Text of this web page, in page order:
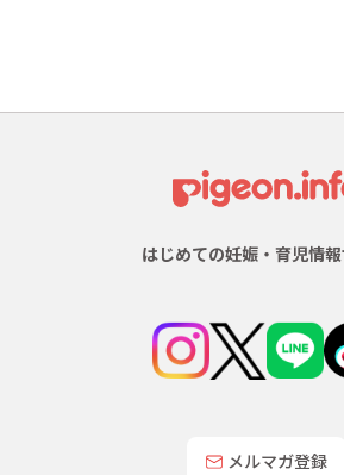
はじめての妊娠・育児情
メルマガ登録